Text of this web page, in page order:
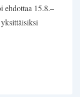
ehdottaa 15.8.–